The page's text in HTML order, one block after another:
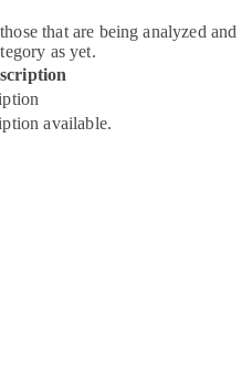
that are being analyzed and
as yet.
available.